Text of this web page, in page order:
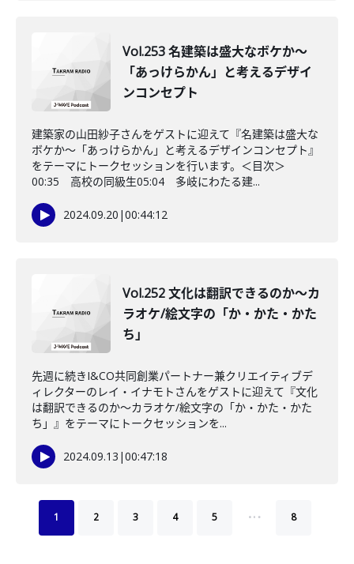
Vol.253 名建築は盛大なボケか〜
「あっけらかん」と考えるデザイ
ンコンセプト
建築家の山田紗子さんをゲストに迎えて『名建築は盛大な
ボケか〜「あっけらかん」と考えるデザインコンセプト』
をテーマにトークセッションを行います。＜目次＞
00:35 高校の同級生05:04 多岐にわたる建...
2024.09.20 |00:44:12
Vol.252 文化は翻訳できるのか〜カ
ラオケ/絵文字の「か・かた・かた
ち」
先週に続きI&CO共同創業パートナー兼クリエイティブデ
ィレクターのレイ・イナモトさんをゲストに迎えて『文化
は翻訳できるのか〜カラオケ/絵文字の「か・かた・かた
ち」』をテーマにトークセッションを...
2024.09.13 |00:47:18
1 2 3 4 5 … 8